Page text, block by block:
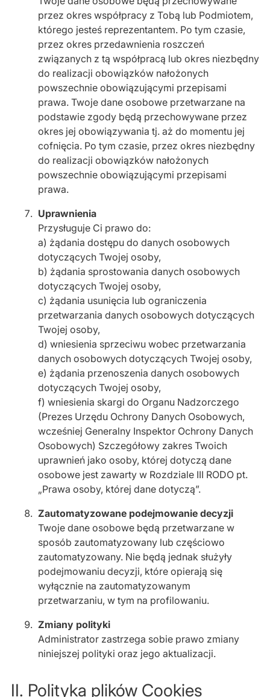
przez okres współpracy z Tobą lub Podmiotem,
którego jesteś reprezentantem. Po tym czasie,
przez okres przedawnienia roszczeń
związanych z tą współpracą lub okres niezbędny
do realizacji obowiązków nałożonych
powszechnie obowiązującymi przepisami
prawa. Twoje dane osobowe przetwarzane na
podstawie zgody będą przechowywane przez
okres jej obowiązywania tj. aż do momentu jej
cofnięcia. Po tym czasie, przez okres niezbędny
do realizacji obowiązków nałożonych
powszechnie obowiązującymi przepisami
prawa.
Uprawnienia
Przysługuje Ci prawo do:
a) żądania dostępu do danych osobowych
dotyczących Twojej osoby,
b) żądania sprostowania danych osobowych
dotyczących Twojej osoby,
c) żądania usunięcia lub ograniczenia
przetwarzania danych osobowych dotyczących
Twojej osoby,
d) wniesienia sprzeciwu wobec przetwarzania
danych osobowych dotyczących Twojej osoby,
e) żądania przenoszenia danych osobowych
dotyczących Twojej osoby,
f) wniesienia skargi do Organu Nadzorczego
(Prezes Urzędu Ochrony Danych Osobowych,
wcześniej Generalny Inspektor Ochrony Danych
Osobowych) Szczegółowy zakres Twoich
uprawnień jako osoby, której dotyczą dane
osobowe jest zawarty w Rozdziale III RODO pt.
„Prawa osoby, której dane dotyczą”.
Zautomatyzowane podejmowanie decyzji
Twoje dane osobowe będą przetwarzane w
sposób zautomatyzowany lub częściowo
zautomatyzowany. Nie będą jednak służyły
podejmowaniu decyzji, które opierają się
wyłącznie na zautomatyzowanym
przetwarzaniu, w tym na profilowaniu.
Zmiany polityki
Administrator zastrzega sobie prawo zmiany
niniejszej polityki oraz jego aktualizacji.
II. Polityka plików Cookies